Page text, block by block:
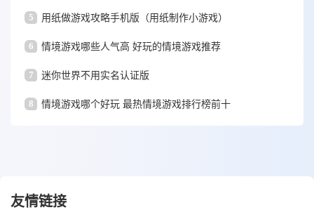
5 用纸做游戏攻略手机版（用纸制作小游戏）
6 情境游戏哪些人气高 好玩的情境游戏推荐
7 迷你世界不用实名认证版
8 情境游戏哪个好玩 最热情境游戏排行榜前十
友情链接